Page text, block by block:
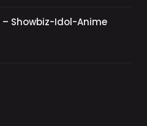
– Showbiz-Idol-Anime